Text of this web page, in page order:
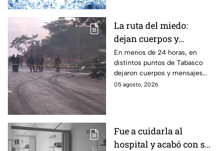
La ruta del miedo:
dejan cuerpos y
mensajes criminales
en carreteras de
Tabasco en un solo día
En menos de 24 horas, en
distintos puntos de Tabasco
dejaron cuerpos y mensajes
criminales en varias carreteras
05 agosto, 2026
Fue a cuidarla al
hospital y acabó con su